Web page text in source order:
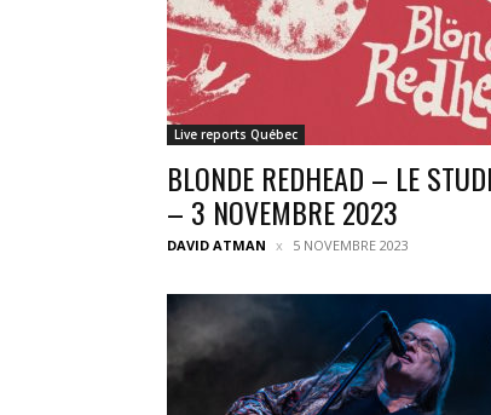
Live reports Québec
BLONDE REDHEAD – LE
– 3 NOVEMBRE 2023
DAVID ATMAN 5 NOVEMBRE 2023